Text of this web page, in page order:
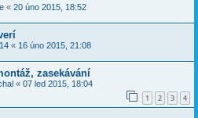
« 20 úno 2015, 18:52
« 16 úno 2015, 21:08
zasekávání
« 07 led 2015, 18:04
1 2 3 4